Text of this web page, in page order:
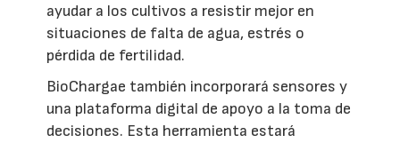
ayudar a los cultivos a resistir mejor en
situaciones de falta de agua, estrés o
pérdida de fertilidad.
BioChargae también incorporará sensores y
una plataforma digital de apoyo a la toma de
decisiones. Esta herramienta estará